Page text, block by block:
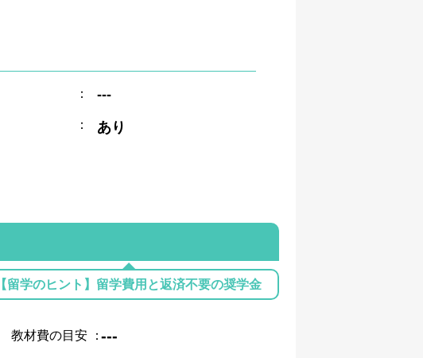
： ---
： あり
【留学のヒント】留学費用と返済不要の奨学金
教材費の目安 ：---